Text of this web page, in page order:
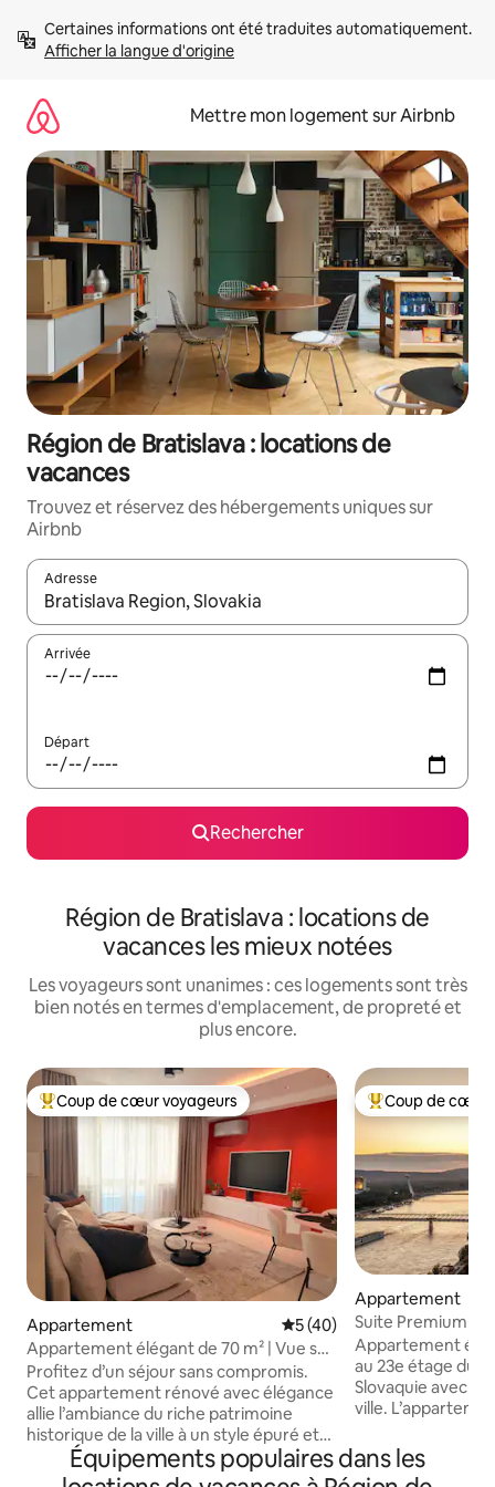
directement
Afficher la langue d'origine
Mettre mon logement sur Airbnb
Région de Bratislava : locations de
vacances
Trouvez et réservez des hébergements uniques sur
Airbnb
Adresse
Lorsque les résultats s'affichent, utilisez les flèches vers le
Arrivée
Départ
Rechercher
Région de Bratislava : locations de
vacances les mieux notées
Les voyageurs sont unanimes : ces logements sont très
bien notés en termes d'emplacement, de propreté et
plus encore.
Coups de cœur voyageurs les plus appréciés
Coup de cœur voyageurs
Appartement Évaluation moyenne sur la
5 (40)
Appartement élégant de 70 m² | Vue sur
le château | Vieille ville
Profitez d’un séjour sans compromis.
Cet appartement rénové avec élégance
allie l’ambiance du riche patrimoine
historique de la ville à un style épuré et
moderne et à un haut niveau de confort.
Depuis les fenêtres, vous pourrez
Coups de cœur
Coup de cœur
Appartement
Suite
VIEILLE
Appartement
au 23e étage du
Slovaquie avec
ville. L’appartement fait partie du
commercial situé
Danube. Depuis
Équipements populaires dans les